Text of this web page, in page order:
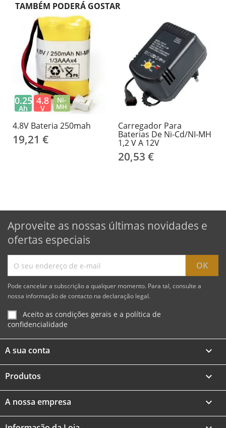
TAMBÉM PODERÁ GOSTAR
4.8V Bateria 250mah
19,21 €
0.25
Ah
4.8
V
Ni-
MH
Carregador Para
Baterias De Ni-Cd/NI-MH
1,2 V A 12V
20,53 €
Aproveite as nossas últimas novidades e
ofertas especiais
Pode cancelar a subscrição a qualquer momento. Para tal, consulte a
nossa informação de contacto na declaração legal.
Aceito as condições gerais e a política de
confidencialidade
A sua conta 
Produtos 
A nossa empresa 